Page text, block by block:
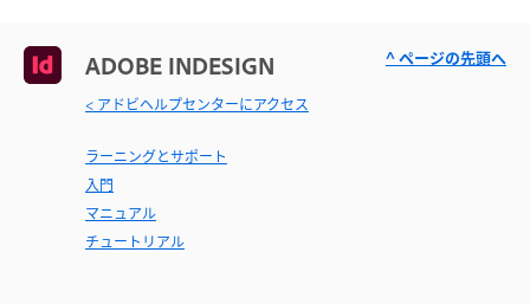
ADOBE INDESIGN
< アドビヘルプセンターにアクセス
ラーニングとサポート
入門
マニュアル
チュートリアル
^ ページの先頭へ